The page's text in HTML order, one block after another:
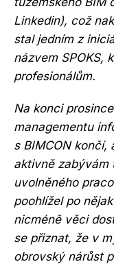
Linkedin), což
stal jedním z
názvem SPOKS,
profesionálům.
Na konci
managementu
s BIMCON
aktivně zabývám
uvolněného
poohlížel po
nicméně věci
se přiznat, že v
obrovský nárůst